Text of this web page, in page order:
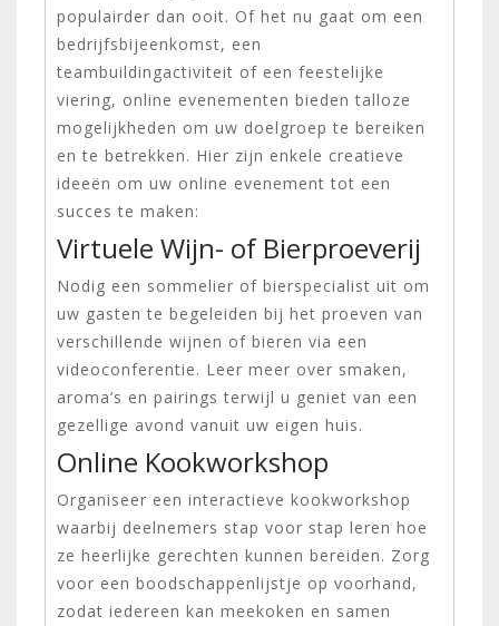
populairder dan ooit. Of het nu gaat om een
bedrijfsbijeenkomst, een
teambuildingactiviteit of een feestelijke
viering, online evenementen bieden talloze
mogelijkheden om uw doelgroep te bereiken
en te betrekken. Hier zijn enkele creatieve
ideeën om uw online evenement tot een
succes te maken:
Virtuele Wijn- of Bierproeverij
Nodig een sommelier of bierspecialist uit om
uw gasten te begeleiden bij het proeven van
verschillende wijnen of bieren via een
videoconferentie. Leer meer over smaken,
aroma’s en pairings terwijl u geniet van een
gezellige avond vanuit uw eigen huis.
Online Kookworkshop
Organiseer een interactieve kookworkshop
waarbij deelnemers stap voor stap leren hoe
ze heerlijke gerechten kunnen bereiden. Zorg
voor een boodschappenlijstje op voorhand,
zodat iedereen kan meekoken en samen